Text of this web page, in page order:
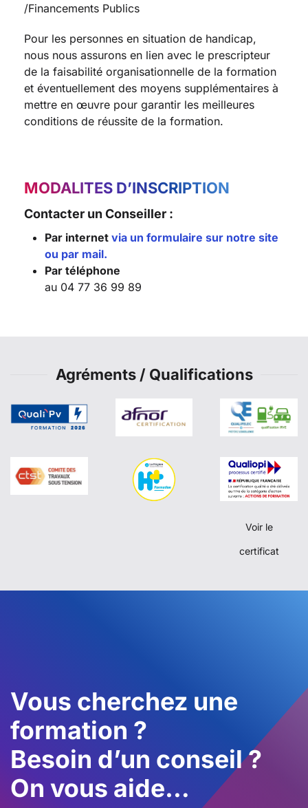
/Financements Publics
Pour les personnes en situation de handicap,
nous nous assurons en lien avec le prescripteur
de la faisabilité organisationnelle de la formation
et éventuellement des moyens supplémentaires à
mettre en œuvre pour garantir les meilleures
conditions de réussite de la formation.
MODALITES D’INSCRIPTION
Contacter un Conseiller :
Par internet via un formulaire sur notre site
ou par mail.
Par téléphone
au 04 77 36 99 89
Agréments / Qualifications
Voir le
certificat
Vous cherchez une
formation ?
Besoin d’un conseil ?
On vous aide…